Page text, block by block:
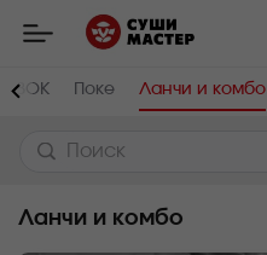
Мастер
заказ
доставка
суши,
WOK
ВОК Поке Ланчи и комбо
Ланчи и комбо